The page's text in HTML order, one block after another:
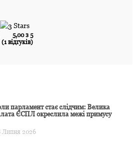
5,00 з 5
(1 відгуків)
парламент стає слідчим: Велика
ЄСПЛ окреслила межі примусу
Липня 2026